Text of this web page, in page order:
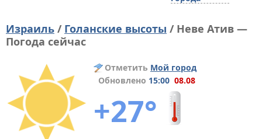
Израиль / Голанские высоты / Неве Атив —
Погода сейчас
Отметить Мой город
Обновлено 15:00 08.08
+27°